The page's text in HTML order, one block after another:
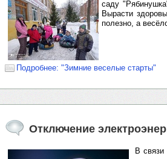
саду
Вырасти
полезно, а
Подробнее: "Зимние веселые старты"
Отключение
В